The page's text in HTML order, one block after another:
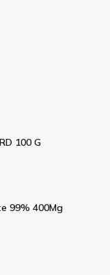
100 G
99% 400Mg